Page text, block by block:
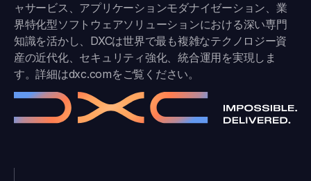
ャサービス、アプリケーションモダナイゼーション、業
界特化型ソフトウェアソリューションにおける深い専門
知識を活かし、DXCは世界で最も複雑なテクノロジー資
産の近代化、セキュリティ強化、統合運用を実現しま
す。詳細はdxc.comをご覧ください。